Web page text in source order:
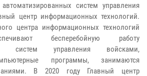
систем управления
центр информационных технологий.
центра информационных технологий
бесперебойную работу
систем управления войсками,
программы, занимаются
В 2020 году Главный центр